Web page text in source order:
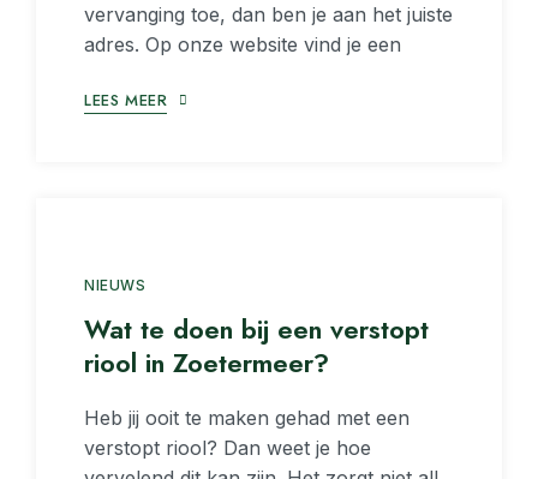
vervanging toe, dan ben je aan het juiste
adres. Op onze website vind je een
LEES MEER
NIEUWS
Wat te doen bij een verstopt
riool in Zoetermeer?
Heb jij ooit te maken gehad met een
verstopt riool? Dan weet je hoe